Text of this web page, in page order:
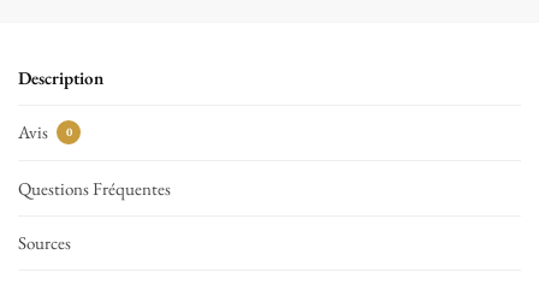
Description
Avis 0
Questions Fréquentes
Sources